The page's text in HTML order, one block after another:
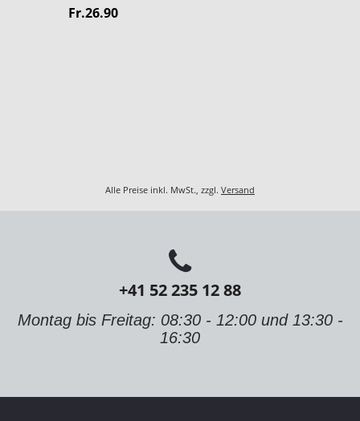
Fr.26.90
Alle Preise inkl. MwSt., zzgl. Versand
+41 52 235 12 88
Montag bis Freitag: 08:30 - 12:00 und 13:30 -
16:30